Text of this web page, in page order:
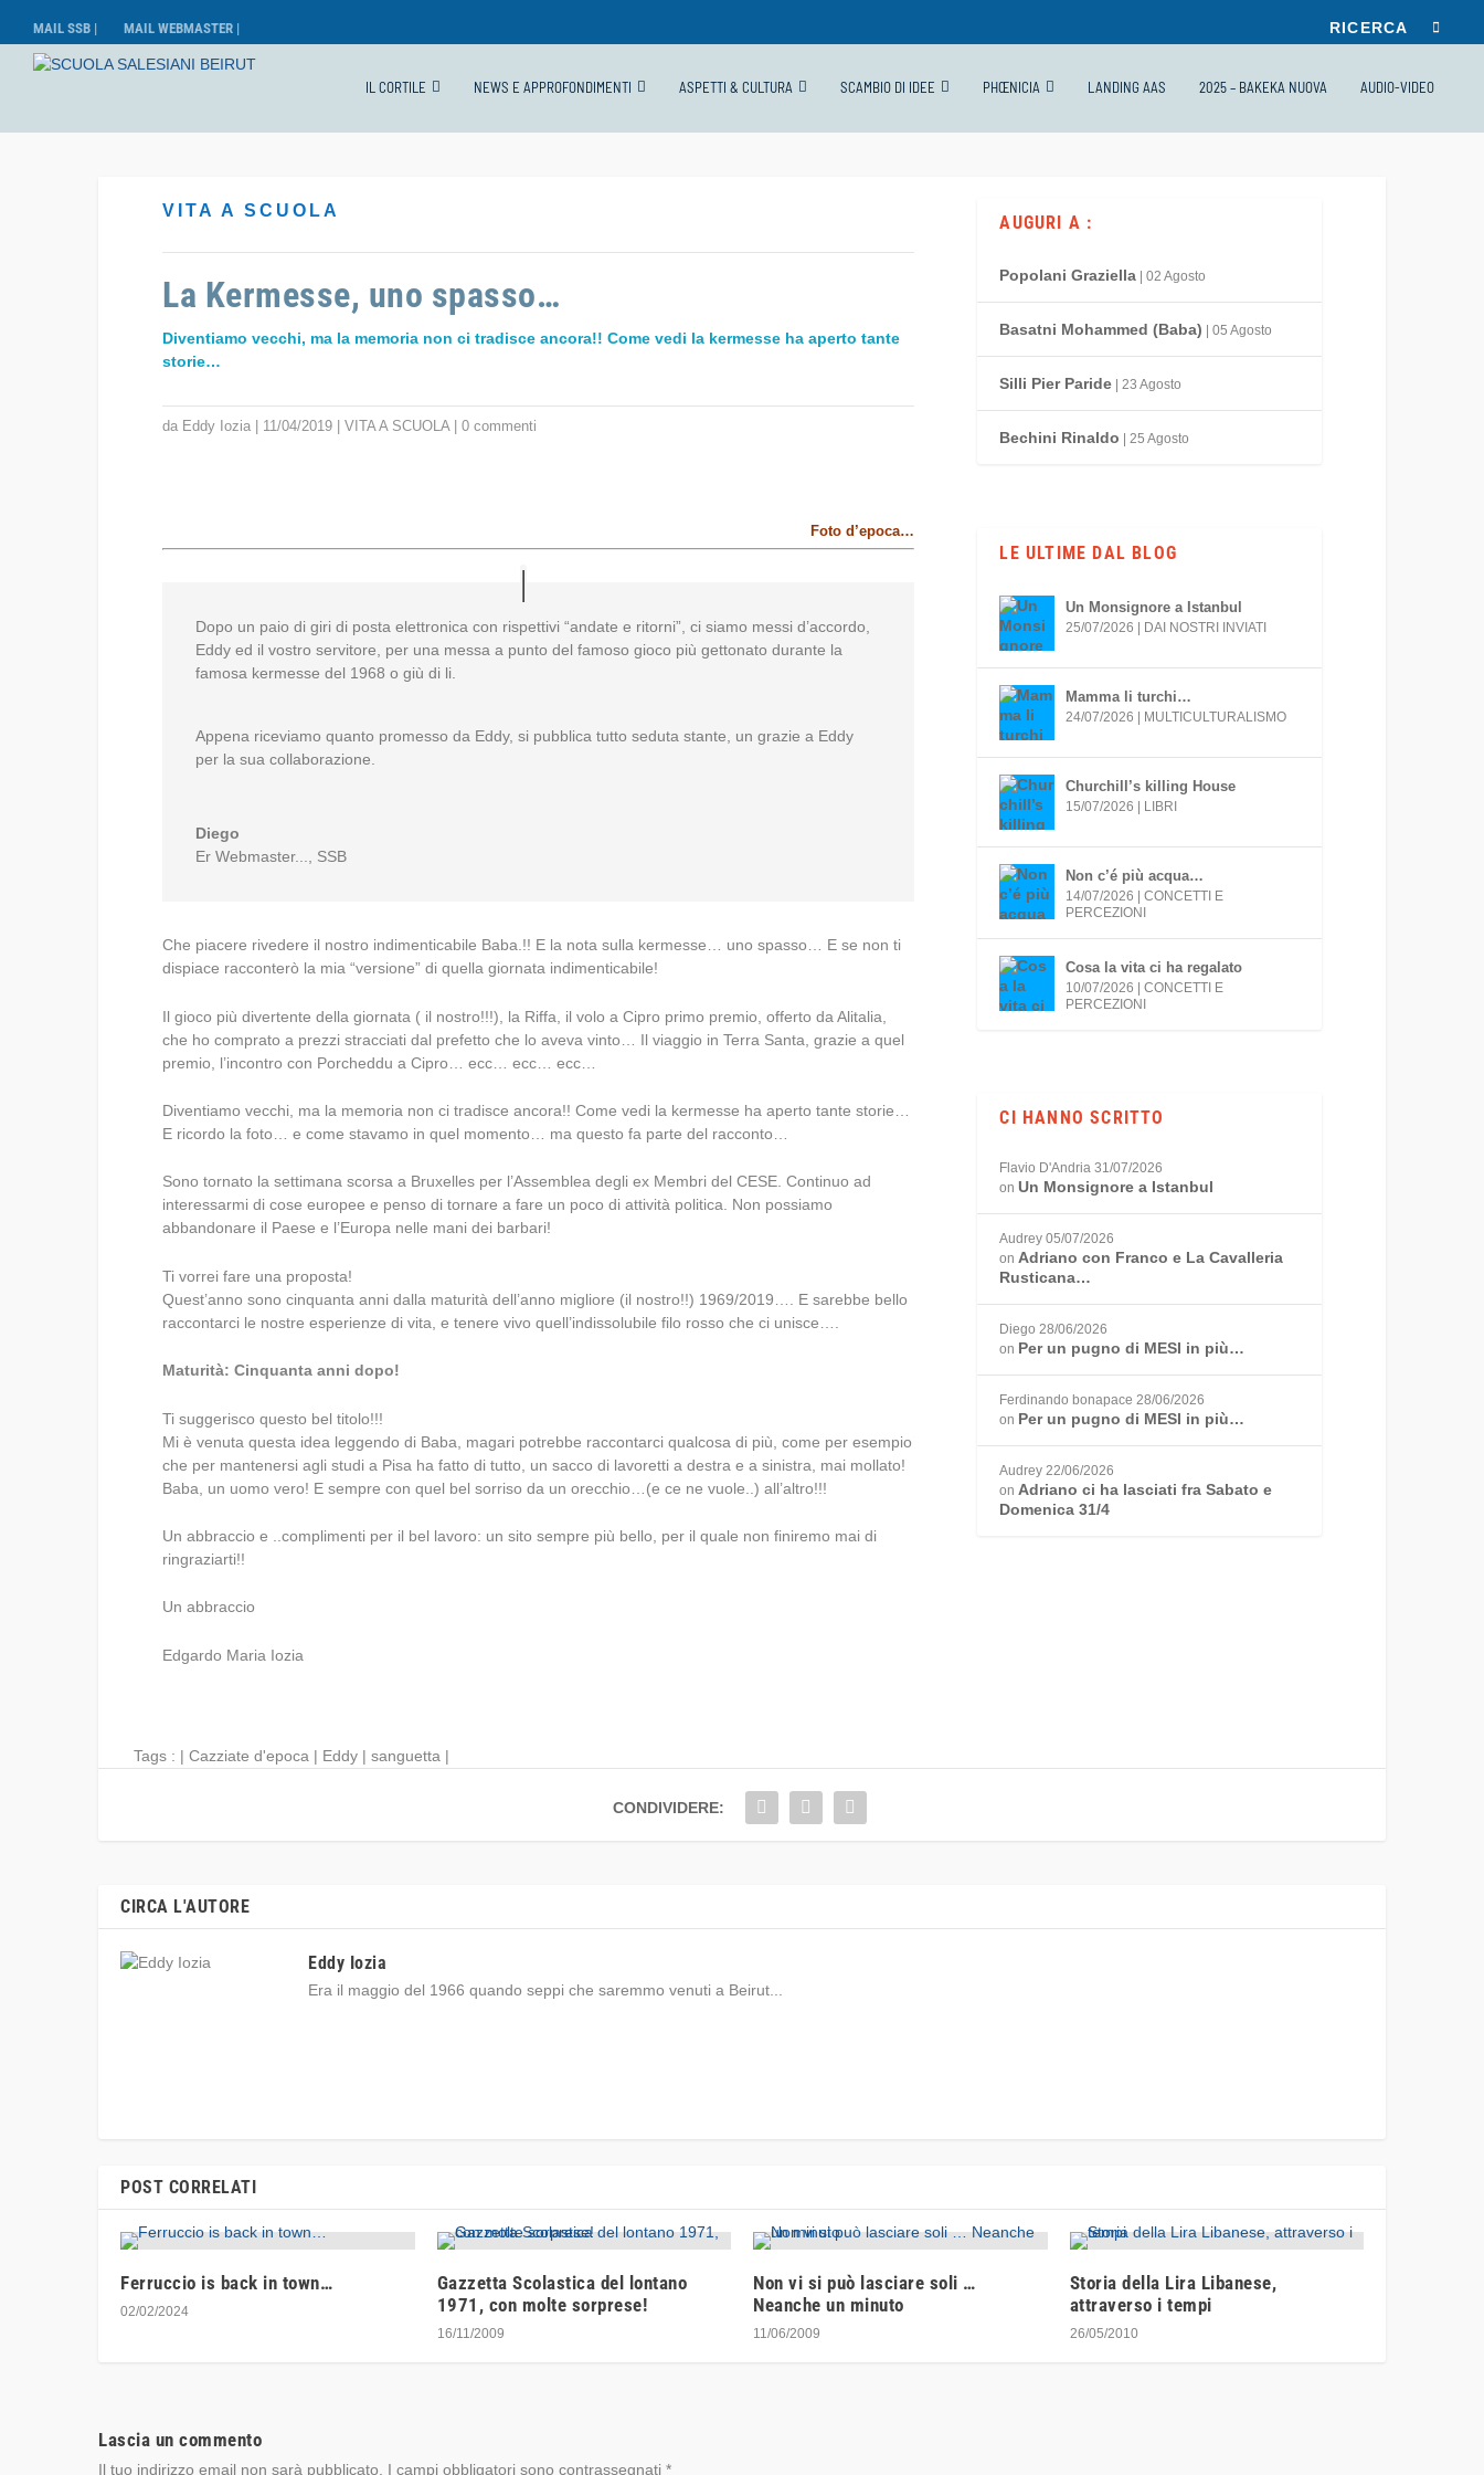
MAIL SSB | MAIL WEBMASTER |
IL CORTILE NEWS E APPROFONDIMENTI ASPETTI & CULTURA SCAMBIO DI IDEE PHŒNICIA LANDING AAS 2025 – BAKEKA NUOVA AUDIO-VIDEO
VITA A SCUOLA
La Kermesse, uno spasso…
Diventiamo vecchi, ma la memoria non ci tradisce ancora!! Come vedi la kermesse ha aperto tante
storie…
da Eddy Iozia 11/04/2019 |VITA A SCUOLA |0 commenti
Foto d’epoca…
Dopo un paio di giri di posta elettronica con rispettivi “andate e ritorni”, ci siamo messi d’accordo,
Eddy ed il vostro servitore, per una messa a punto del famoso gioco più gettonato durante la
famosa kermesse del 1968 o giù di li.
Appena riceviamo quanto promesso da Eddy, si pubblica tutto seduta stante, un grazie a Eddy
per la sua collaborazione.
Diego
Er Webmaster..., SSB
Che piacere rivedere il nostro indimenticabile Baba.!! E la nota sulla kermesse… uno spasso… E se non ti
dispiace racconterò la mia “versione” di quella giornata indimenticabile!
Il gioco più divertente della giornata ( il nostro!!!), la Riffa, il volo a Cipro primo premio, offerto da Alitalia,
che ho comprato a prezzi stracciati dal prefetto che lo aveva vinto… Il viaggio in Terra Santa, grazie a quel
premio, l’incontro con Porcheddu a Cipro… ecc… ecc… ecc…
Diventiamo vecchi, ma la memoria non ci tradisce ancora!! Come vedi la kermesse ha aperto tante storie…
E ricordo la foto… e come stavamo in quel momento… ma questo fa parte del racconto…
Sono tornato la settimana scorsa a Bruxelles per l’Assemblea degli ex Membri del CESE. Continuo ad
interessarmi di cose europee e penso di tornare a fare un poco di attività politica. Non possiamo
abbandonare il Paese e l’Europa nelle mani dei barbari!
Ti vorrei fare una proposta!
Quest’anno sono cinquanta anni dalla maturità dell’anno migliore (il nostro!!) 1969/2019…. E sarebbe bello
raccontarci le nostre esperienze di vita, e tenere vivo quell’indissolubile filo rosso che ci unisce….
Maturità: Cinquanta anni dopo!
Ti suggerisco questo bel titolo!!!
Mi è venuta questa idea leggendo di Baba, magari potrebbe raccontarci qualcosa di più, come per esempio
che per mantenersi agli studi a Pisa ha fatto di tutto, un sacco di lavoretti a destra e a sinistra, mai mollato!
Baba, un uomo vero! E sempre con quel bel sorriso da un orecchio…(e ce ne vuole..) all’altro!!!
Un abbraccio e ..complimenti per il bel lavoro: un sito sempre più bello, per il quale non finiremo mai di
ringraziarti!!
Un abbraccio
Edgardo Maria Iozia
AUGURI A :
Popolani Graziella | 02 Agosto
Basatni Mohammed (Baba) | 05 Agosto
Silli Pier Paride | 23 Agosto
Bechini Rinaldo | 25 Agosto
LE ULTIME DAL BLOG
Un Monsignore a Istanbul
25/07/2026 | DAI NOSTRI INVIATI
Mamma li turchi…
24/07/2026 | MULTICULTURALISMO
Churchill’s killing House
15/07/2026 | LIBRI
Non c’é più acqua…
14/07/2026 |CONCETTI E
PERCEZIONI
Cosa la vita ci ha regalato
10/07/2026 |CONCETTI E
PERCEZIONI
CI HANNO SCRITTO
Flavio D'Andria 31/07/2026
onUn Monsignore a Istanbul
Audrey 05/07/2026
onAdriano con Franco e La Cavalleria
Rusticana…
Diego 28/06/2026
on Per un pugno di MESI in più…
Ferdinando bonapace 28/06/2026
on Per un pugno di MESI in più…
Audrey 22/06/2026
onAdriano ci ha lasciati fra Sabato e
Domenica 31/4
Tags : | Cazziate d'epoca | Eddy | sanguetta |
CONDIVIDERE:
CIRCA L'AUTORE
Eddy Iozia
Era il maggio del 1966 quando seppi che saremmo venuti a Beirut...
POST CORRELATI
Ferruccio is back in town…
02/02/2024
Gazzetta Scolastica del lontano
1971, con molte sorprese!
16/11/2009
Non vi si può lasciare soli …
Neanche un minuto
11/06/2009
Storia della Lira Libanese,
attraverso i tempi
26/05/2010
Lascia un commento
Il tuo indirizzo email non sarà pubblicato. I campi obbligatori sono contrassegnati *